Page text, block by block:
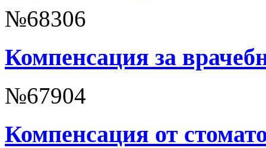
№68306
Компенсация за
№67904
Компенсация от